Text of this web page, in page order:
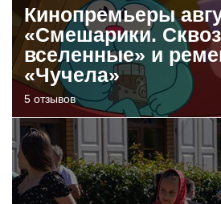
Кинопремьеры
«Смешарики.
вселенные» и
«Чучела»
5 отзывов